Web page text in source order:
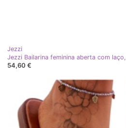
Jezzi
Jezzi Bailarina feminina aberta com
54,60 €